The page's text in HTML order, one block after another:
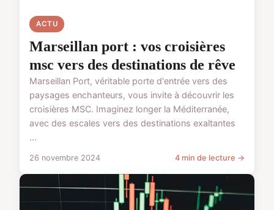
ACTU
Marseillan port : vos croisières
msc vers des destinations de rêve
Marseillan Port, véritable porte d'entrée vers des
paysages enchanteurs, vous invite à découvrir les
croisières MSC. Imaginez longer la Méditerranée,
avec des escales vers des destinations exaltantes
...
26 novembre 2024 4 min de lecture →